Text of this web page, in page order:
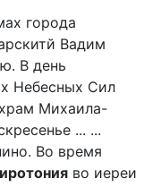
города
Вадим
В день
Небесных Сил
Михаила-
... ...
Во время
во иереи